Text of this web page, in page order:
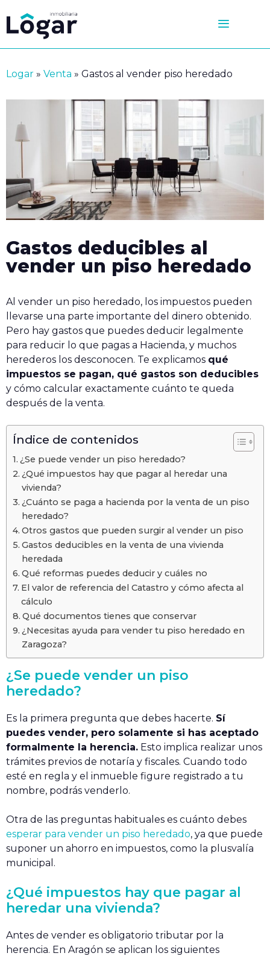
al
contenido
Logar » Venta » Gastos al vender piso heredado
Gastos deducibles al
vender un piso heredado
Al vender un piso heredado, los impuestos pueden
llevarse una parte importante del dinero obtenido.
Pero hay gastos que puedes deducir legalmente
para reducir lo que pagas a Hacienda, y muchos
herederos los desconocen. Te explicamos qué
impuestos se pagan, qué gastos son deducibles
y cómo calcular exactamente cuánto te queda
después de la venta.
Índice de contenidos
¿Se puede vender un piso heredado?
¿Qué impuestos hay que pagar al heredar una
vivienda?
¿Cuánto se paga a hacienda por la venta de un piso
heredado?
Otros gastos que pueden surgir al vender un piso
Gastos deducibles en la venta de una vivienda
heredada
Qué reformas puedes deducir y cuáles no
El valor de referencia del Catastro y cómo afecta al
cálculo
Qué documentos tienes que conservar
¿Necesitas ayuda para vender tu piso heredado en
Zaragoza?
¿Se puede vender un piso
heredado?
Es la primera pregunta que debes hacerte. Sí
puedes vender, pero solamente si has aceptado
formalmente la herencia. Esto implica realizar unos
trámites previos de notaría y fiscales. Cuando todo
esté en regla y el inmueble figure registrado a tu
nombre, podrás venderlo.
Otra de las preguntas habituales es cuánto debes
esperar para vender un piso heredado, ya que puede
suponer un ahorro en impuestos, como la plusvalía
municipal.
¿Qué impuestos hay que pagar al
heredar una vivienda?
Antes de vender es obligatorio tributar por la
herencia. En Aragón se aplican los siguientes